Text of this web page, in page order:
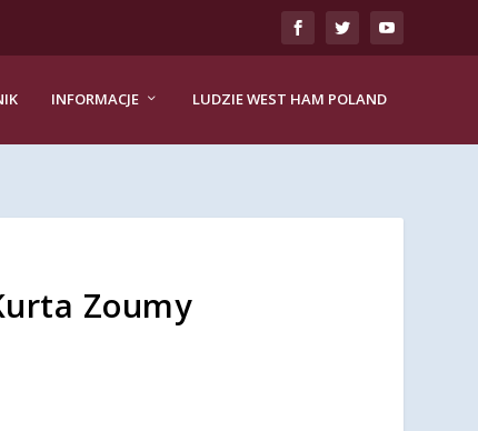
INFORMACJE LUDZIE WEST HAM POLAND
Zoumy